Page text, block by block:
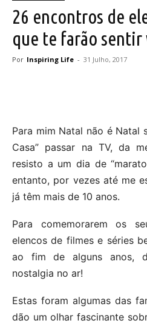
26 encontros de
que te farão sentir
Por Inspiring Life - 31 Julho, 2017
Para mim Natal não é Natal
Casa” passar na TV, da
resisto a um dia de
entanto, por vezes até me
já têm mais de 10 anos.
Para comemorarem os
elencos de filmes e séries
ao fim de alguns anos,
nostalgia no ar!
Estas foram algumas das
dão um olhar fascinante